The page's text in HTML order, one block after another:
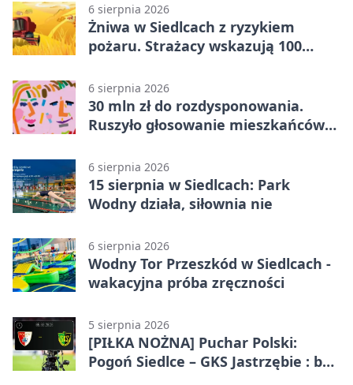
6 sierpnia 2026
Żniwa w Siedlcach z ryzykiem
pożaru. Strażacy wskazują 100
6 sierpnia 2026
30 mln zł do rozdysponowania.
Ruszyło głosowanie mieszkańców
6 sierpnia 2026
15 sierpnia w Siedlcach: Park
Wodny działa, siłownia nie
6 sierpnia 2026
Wodny Tor Przeszkód w Siedlcach -
wakacyjna próba zręczności
5 sierpnia 2026
[PIŁKA NOŻNA] Puchar Polski:
Pogoń Siedlce – GKS Jastrzębie : bez